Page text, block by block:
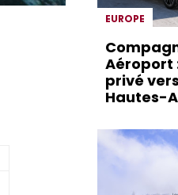
EUROPE
Aéroport
privé
Hautes-